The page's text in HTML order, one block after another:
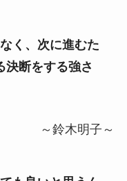
く、次に進むた
決断をする強さ
～鈴木明子～